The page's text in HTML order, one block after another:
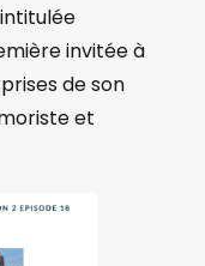
invitée à
de son
et